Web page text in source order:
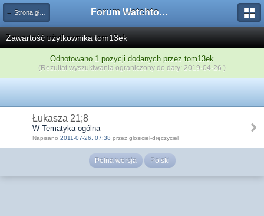
← Strona główna Forum Watchtower
Zawartość użytkownika tom13ek
Odnotowano 1 pozycji dodanych przez tom13ek
(Rezultat wyszukiwania ograniczony do daty: 2019-04-26 )
Łukasza 21;8
W Tematyka ogólna
Napisano 2011-07-26, 07:38 przez głosiciel-dręczyciel
Pełna wersja Polski